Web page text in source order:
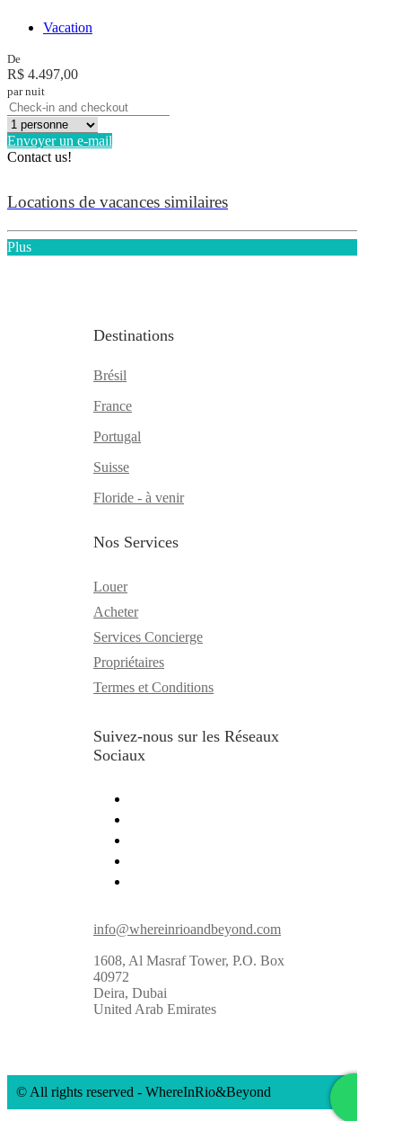
Vacation
De
R$ 4.497,00
par nuit
Envoyer un e-mail
Contact us!
Locations de vacances similaires
Plus
Destinations
Brésil
France
Portugal
Suisse
Floride - à venir
Nos Services
Louer
Acheter
Services Concierge
Propriétaires
Termes et Conditions
Suivez-nous sur les Réseaux
Sociaux
info@whereinrioandbeyond.com
1608, Al Masraf Tower, P.O. Box
40972
Deira, Dubai
United Arab Emirates
© All rights reserved - WhereInRio&Beyond